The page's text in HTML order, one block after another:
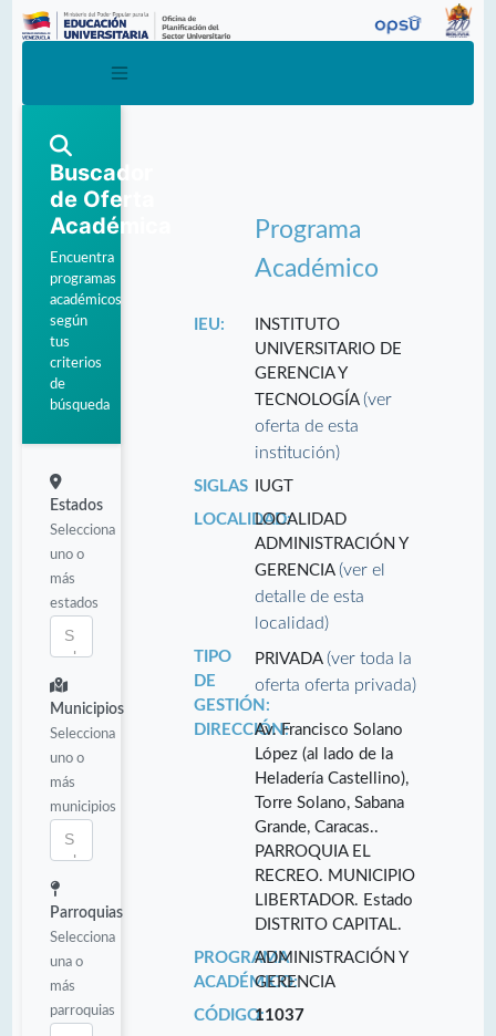
Buscador
de Oferta
Académica
Encuentra
programas
académicos
según
tus
criterios
de
búsqueda
Estados
Selecciona
uno o
más
estados
Municipios
Selecciona
uno o
más
municipios
Parroquias
Selecciona
una o
más
parroquias
Programa
Académico
IEU:
INSTITUTO
UNIVERSITARIO DE
GERENCIA Y
TECNOLOGÍA(ver
oferta de esta
institución)
SIGLAS
IUGT
LOCALIDAD:LOCALIDAD
ADMINISTRACIÓN Y
GERENCIA(ver el
detalle de esta
localidad)
TIPO
DE
GESTIÓN:
PRIVADA(ver toda la
oferta oferta privada)
DIRECCIÓN:Av. Francisco Solano
López (al lado de la
Heladería Castellino),
Torre Solano, Sabana
Grande, Caracas..
PARROQUIA EL
RECREO. MUNICIPIO
LIBERTADOR. Estado
DISTRITO CAPITAL.
PROGRAMA
ACADÉMICO:
ADMINISTRACIÓN Y
GERENCIA
CÓDIGO:11037